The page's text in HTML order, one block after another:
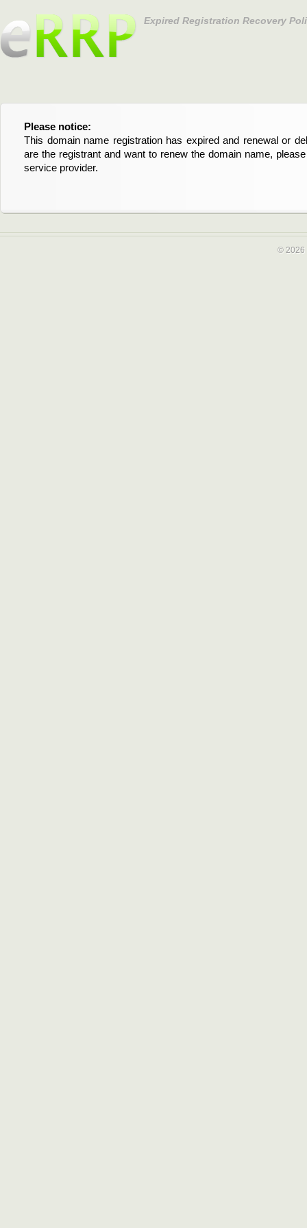
Expired Registration Recovery
Please notice:
This domain name registration has expired and renewal or
are the registrant and want to renew the domain name,
service provider.
Bitte beachten Sie:
Diese Domainregistrierung ist abgelaufen und die
Domain stehen an. Wenn Sie der Registrant sind und
verlängern möchten, kontaktieren Sie bitte Ihren Service-
© 2026